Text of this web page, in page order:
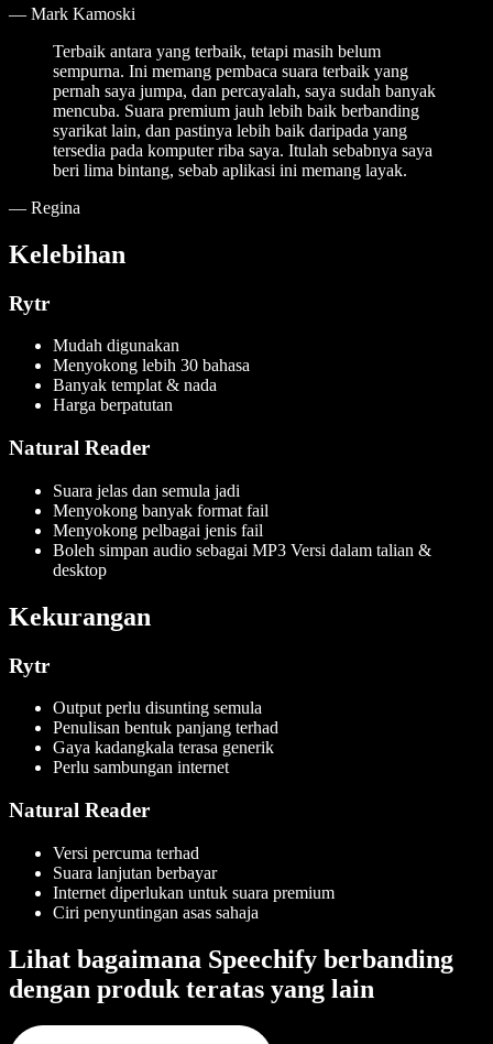
— Mark Kamoski
Terbaik antara yang terbaik, tetapi masih belum
sempurna. Ini memang pembaca suara terbaik yang
pernah saya jumpa, dan percayalah, saya sudah banyak
mencuba. Suara premium jauh lebih baik berbanding
syarikat lain, dan pastinya lebih baik daripada yang
tersedia pada komputer riba saya. Itulah sebabnya saya
beri lima bintang, sebab aplikasi ini memang layak.
— Regina
Kelebihan
Rytr
Mudah digunakan
Menyokong lebih 30 bahasa
Banyak templat & nada
Harga berpatutan
Natural Reader
Suara jelas dan semula jadi
Menyokong banyak format fail
Menyokong pelbagai jenis fail
Boleh simpan audio sebagai MP3 Versi dalam talian &
desktop
Kekurangan
Rytr
Output perlu disunting semula
Penulisan bentuk panjang terhad
Gaya kadangkala terasa generik
Perlu sambungan internet
Natural Reader
Versi percuma terhad
Suara lanjutan berbayar
Internet diperlukan untuk suara premium
Ciri penyuntingan asas sahaja
Lihat bagaimana Speechify berbanding
dengan produk teratas yang lain